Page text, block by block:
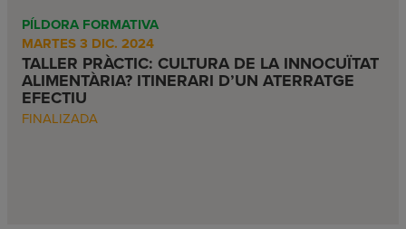
PÍLDORA FORMATIVA
MARTES 3 DIC. 2024
TALLER PRÀCTIC: CULTURA DE LA INNOCUÏTAT
ALIMENTÀRIA? ITINERARI D’UN ATERRATGE
EFECTIU
FINALIZADA